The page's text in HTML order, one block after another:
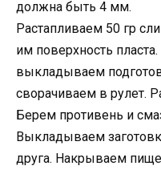
должна быть 4 мм.
Растапливаем 50 гр
им поверхность
выкладываем
сворачиваем в рулет.
Берем противень и
Выкладываем
друга. Накрываем